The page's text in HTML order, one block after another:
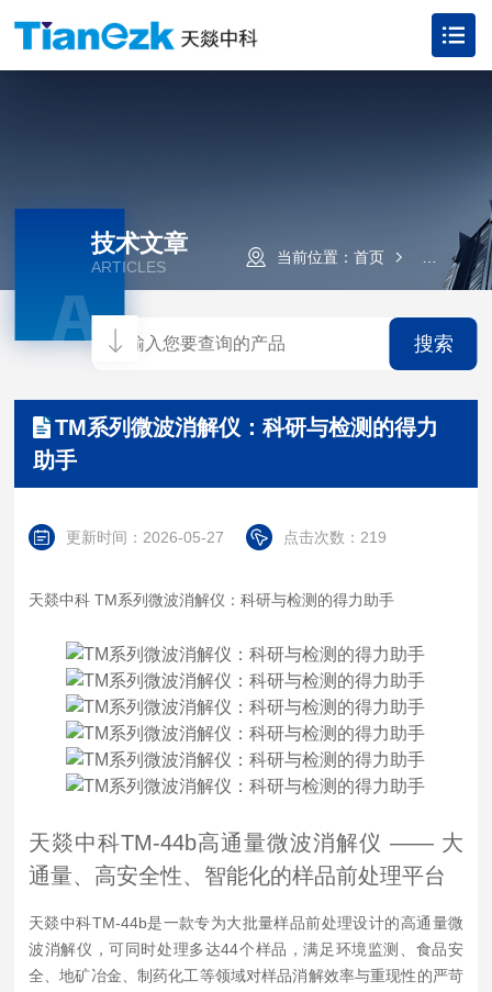
当前位置： 首页 技术文章
A
技术文章
ARTICLES
搜索
TM系列微波消解仪：科研与检测的得力
助手
更新时间：2026-05-27 点击次数：219
天燚中科 TM系列微波消解仪：科研与检测的得力助手
天燚中科TM-44b高通量微波消解仪 —— 大
通量、高安全性、智能化的样品前处理平台
天燚中科TM-44b是一款专为大批量样品前处理设计的高通量微
波消解仪，可同时处理多达44个样品，满足环境监测、食品安
全、地矿冶金、制药化工等领域对样品消解效率与重现性的严苛